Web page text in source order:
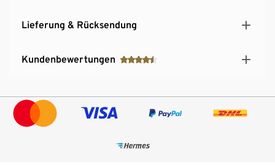
Lieferung & Rücksendung
Kundenbewertungen